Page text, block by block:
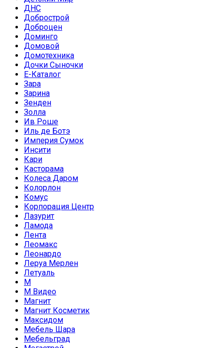
ДНС
Добрострой
Доброцен
Доминго
Домовой
Домотехника
Дочки Сыночки
Е-Каталог
Зара
Зарина
Зенден
Золла
Ив Роше
Иль де Ботэ
Империя Сумок
Инсити
Кари
Касторама
Колеса Даром
Колорлон
Комус
Корпорация Центр
Лазурит
Ламода
Лента
Леомакс
Леонардо
Леруа Мерлен
Летуаль
М
М Видео
Магнит
Магнит Косметик
Максидом
Мебель Шара
Мебельград